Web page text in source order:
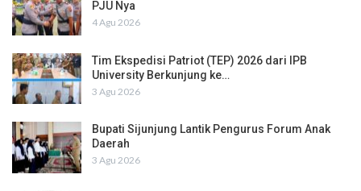
PJU Nya
4 Agu 2026
Tim Ekspedisi Patriot (TEP) 2026 dari IPB
University Berkunjung ke…
3 Agu 2026
Bupati Sijunjung Lantik Pengurus Forum Anak
Daerah
3 Agu 2026